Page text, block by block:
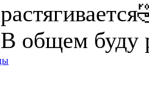
В общем буду